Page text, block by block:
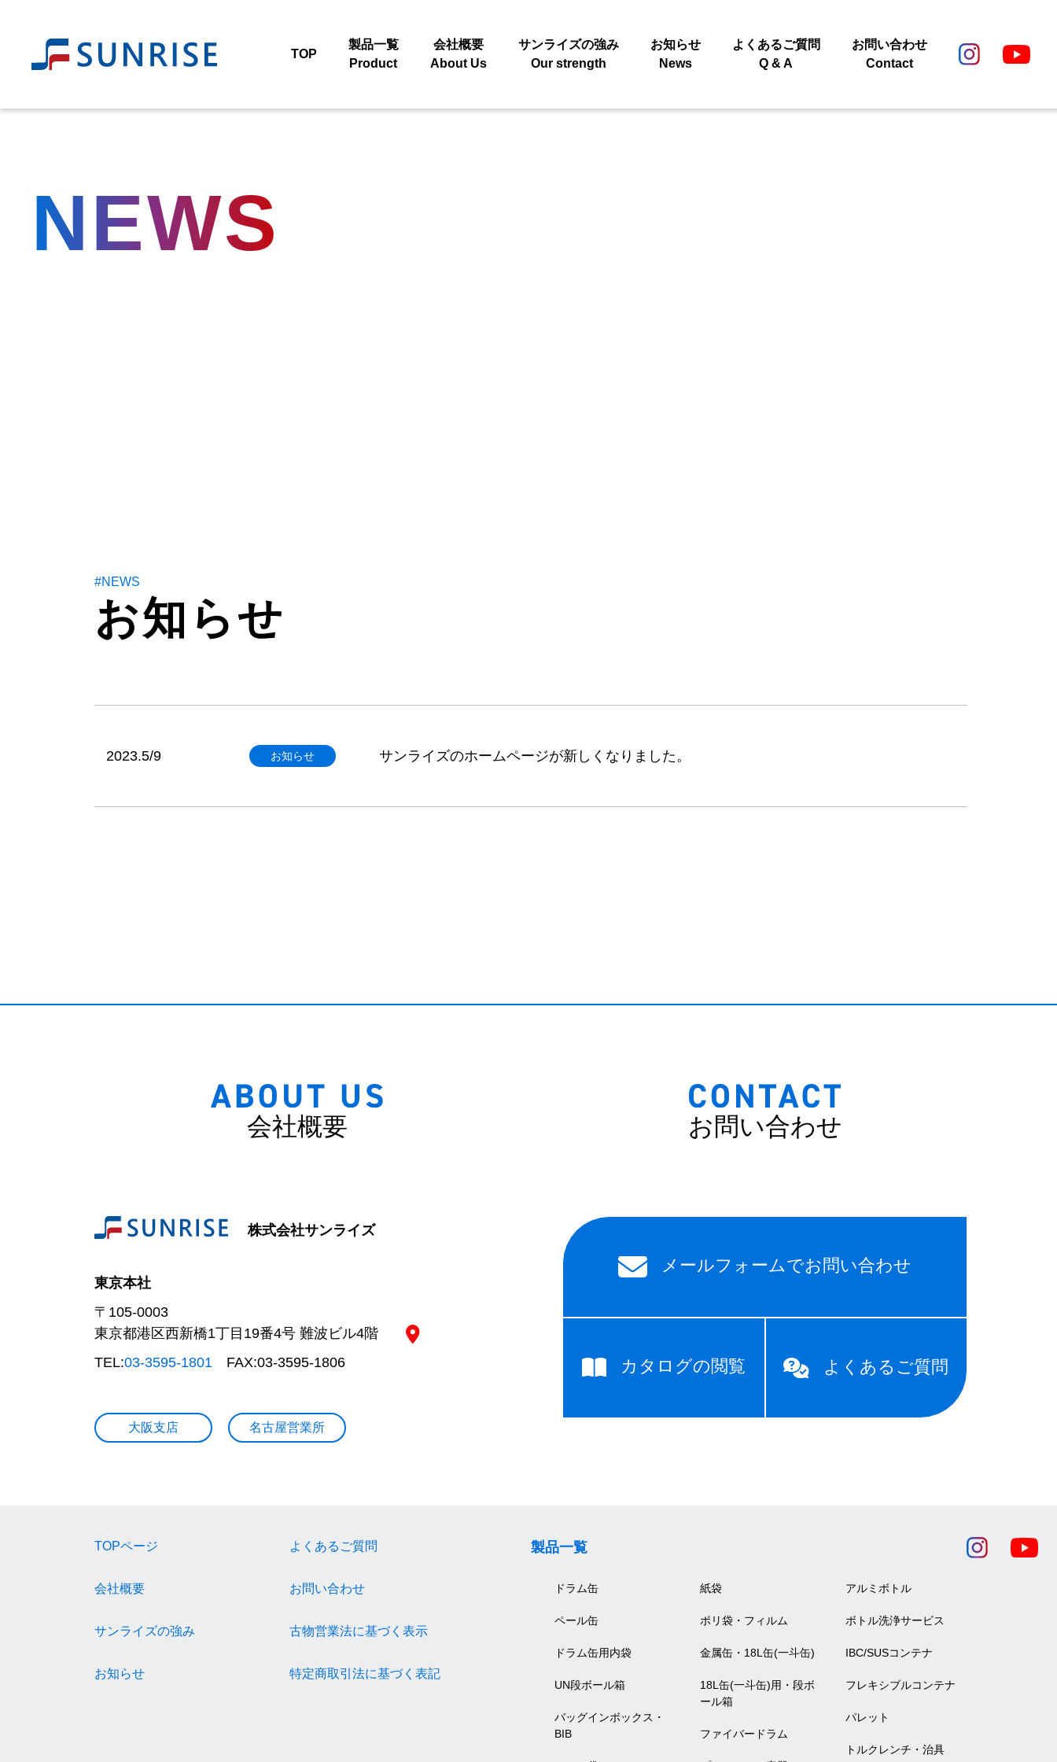
TOP
製品一覧
Product
会社概要
About Us
サンライズの強み
Our strength
お知らせ
News
よくあるご質問
Q & A
お問い合わせ
Contact
NEWS
#NEWS
お知らせ
2023.5/9 お知らせ サンライズのホームページが新しくなりました。
会社概要
株式会社サンライズ
東京本社
〒105-0003
東京都港区西新橋1丁目19番4号 難波ビル4階
TEL:03-3595-1801 FAX:03-3595-1806
大阪支店 名古屋営業所
お問い合わせ
メールフォームでお問い合わせ
カタログの閲覧 よくあるご質問
TOPページ
会社概要
サンライズの強み
お知らせ
よくあるご質問
お問い合わせ
古物営業法に基づく表示
特定商取引法に基づく表記
製品一覧
ドラム缶
ペール缶
ドラム缶用内袋
UN段ボール箱
バッグインボックス・
BIB
紙袋
ポリ袋・フィルム
金属缶・18L缶(一斗缶)
18L缶(一斗缶)用・段ボ
ール箱
ファイバードラム
アルミボトル
ボトル洗浄サービス
IBC/SUSコンテナ
フレキシブルコンテナ
パレット
トルクレンチ・治具